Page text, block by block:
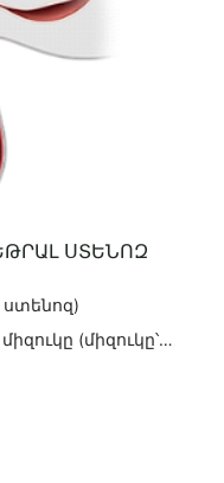
ՍՏԵՆՈԶ
ստենոզ)
(միզուկը՝
տանող խողովակը)
նեղացումը